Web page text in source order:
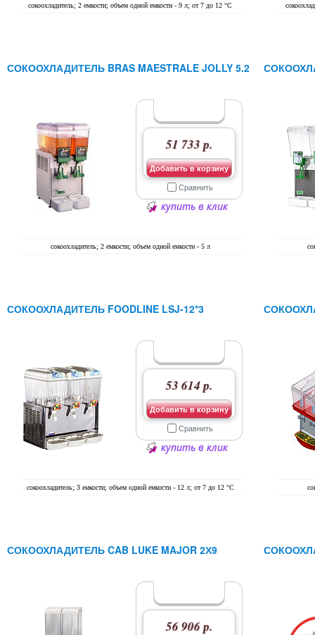
сокоохладитель; 2 емкости; объем одной емкости - 9 л; от 7 до 12 °C
СОКООХЛАДИТЕЛЬ BRAS MAESTRALE JOLLY 5.2
сокоохладитель; 2 емкости; объем одной емкости - 5 л
51 733 р.
Добавить в корзину
Сравнить
купить в клик
СОКООХЛАДИТЕЛЬ FOODLINE LSJ-12*3
сокоохладитель; 3 емкости; объем одной емкости - 12 л; от 7 до 12 °C
53 614 р.
Добавить в корзину
Сравнить
купить в клик
СОКООХЛАДИТЕЛЬ CAB LUKE MAJOR 2Х9
56 906 р.